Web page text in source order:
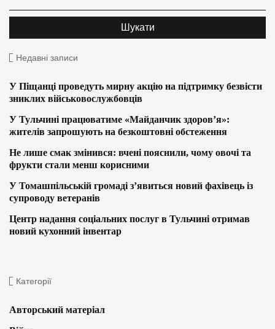
Недавні записи
У Піщанці проведуть мирну акцію на підтримку безвісти
зниклих військовослужбовців
У Тульчині працюватиме «Майданчик здоров’я»:
жителів запрошують на безкоштовні обстеження
Не лише смак змінився: вчені пояснили, чому овочі та
фрукти стали менш корисними
У Томашпільській громаді з’явиться новий фахівець із
супроводу ветеранів
Центр надання соціальних послуг в Тульчині отримав
новий кухонний інвентар
Категорії
Авторський матеріал